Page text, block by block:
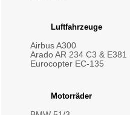
Luftfahrzeuge
Airbus A300
Arado AR 234 C3 & E381
Eurocopter EC-135
Motorräder